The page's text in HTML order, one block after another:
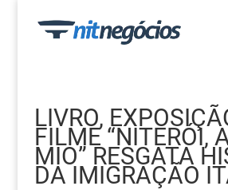
LIVRO,
FILME “NITERÓI,
MIO” RESGATA
DA IMIGRAÇÃO